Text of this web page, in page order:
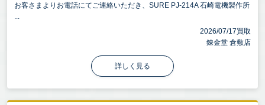
お客さまよりお電話にてご連絡いただき、SURE PJ-214A 石崎電機製作所
...
2026/07/17買取
錬金堂 倉敷店
詳しく見る